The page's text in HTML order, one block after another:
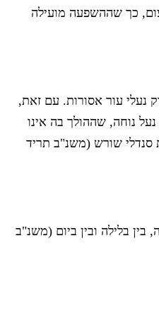
כך שההשפעה מועילה
נעלי עור אסורות. עם זאת,
נוחה, שההולך בה אינו
סנדלי שורש (משנ"ב תריד
בלילה ובין ביום (משנ"ב